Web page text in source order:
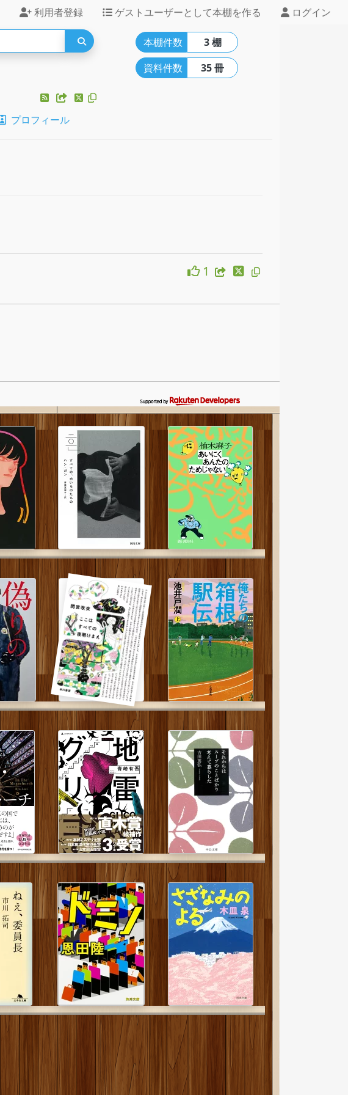
利用者登録 ゲストユーザーとして本棚を作る ログイン
プロフィール
本棚件数
3 棚
資料件数
35 冊
1